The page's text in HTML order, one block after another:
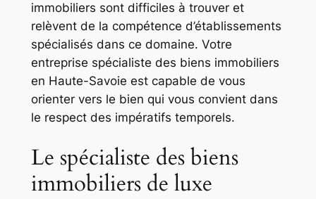
immobiliers sont difficiles à trouver et
relèvent de la compétence d’établissements
spécialisés dans ce domaine. Votre
entreprise spécialiste des biens immobiliers
en Haute-Savoie est capable de vous
orienter vers le bien qui vous convient dans
le respect des impératifs temporels.
Le spécialiste des biens
immobiliers de luxe